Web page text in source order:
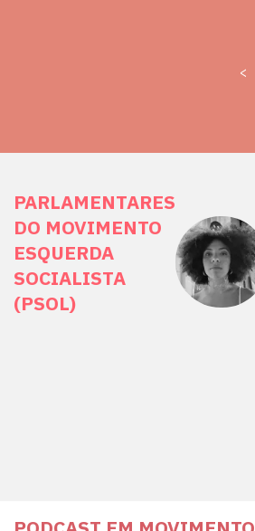
<
PARLAMENTARES
DO MOVIMENTO
ESQUERDA
SOCIALISTA
(PSOL)
Direitos
do Sul, SP)
Mulheres por +
Público abre